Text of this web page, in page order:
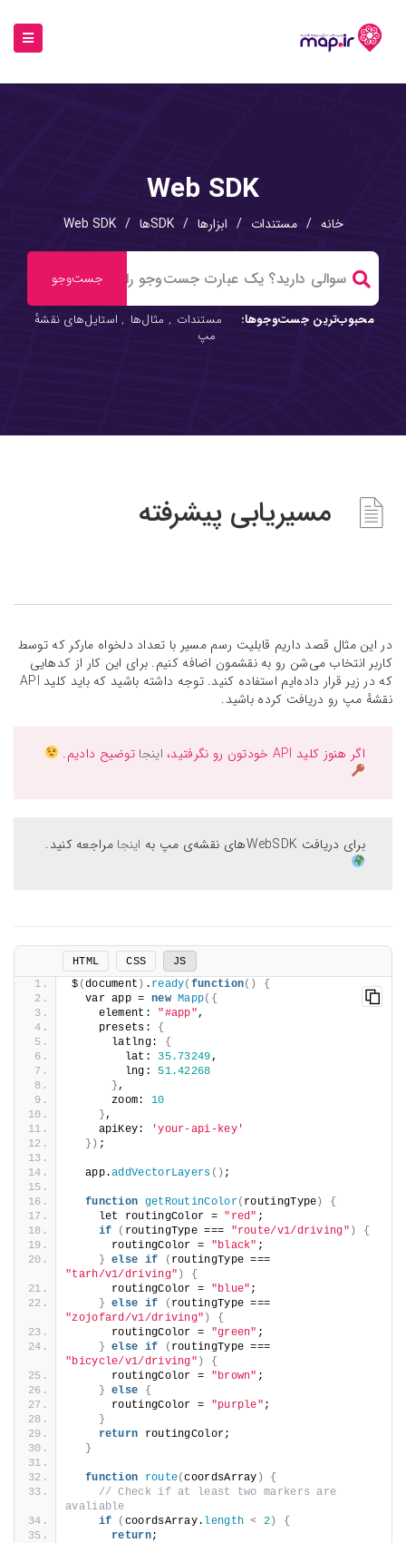
Web SDK
خانه / مستندات / ابزارها / SDKها /
Web SDK
محبوب‌ترین جست‌وجوها: مستندات , مثال‌ها , استایل‌های نقشهٔ
مپ
مسیریابی پیشرفته
در این مثال قصد داریم قابلیت رسم مسیر با تعداد دلخواه مارکر که توسط
کاربر انتخاب می‌شن رو به نقشمون اضافه کنیم. برای این کار از کد‌هایی
که در زیر قرار داده‌ایم استفاده کنید. توجه داشته باشید که باید کلید API
نقشهٔ مپ رو دریافت کرده باشید.
اگر هنوز کلید API‌ خودتون رو نگرفتید، اینجا توضیح دادیم.
برای دریافت WebSDKهای نقشه‌ی مپ به اینجا مراجعه کنید.
JS
CSS
HTML
$ (document ) . ready( function()
{
  var app =
new Mapp({
    element:
"#app",
    presets:
{
      latlng:
{
        lat:
35.73249,
        lng:
51.42268
},
      zoom:
10
},
    apiKey:
'your-api-key'
}) ;
  app.
addVectorLayers () ;
function getRoutinColor( routingType )
{
    let routingColor =
"red" ;
if
( routingType === "route/v1/driving" )
{
      routingColor =
"black" ;
} else if (
"tarh/v1/driving" )
{
      routingColor =
"blue" ;
} else if (
"zojofard/v1/driving" )
{
      routingColor =
"green" ;
} else if (
"bicycle/v1/driving" )
{
      routingColor =
"brown" ;
} else
{
      routingColor =
"purple" ;
}
return routingColor;
}
function route(coordsArray )
{
// Check if at least two markers are
avaliable
if
( coordsArray. length < 2 )
{
return;